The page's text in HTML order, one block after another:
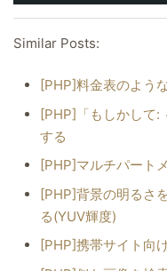
Similar Posts:
[PHP]料金表のよう
[PHP]「もしかして:
する
[PHP]マルチパート
[PHP]背景の明るさ
る(YUV輝度)
[PHP]携帯サイト向